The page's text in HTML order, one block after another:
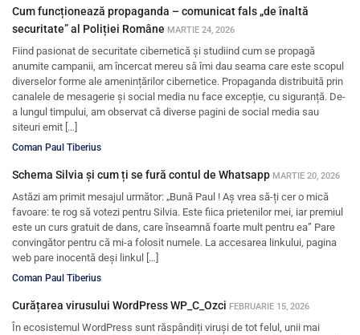
Cum funcționează propaganda – comunicat fals „de înaltă
securitate” al Poliției Române MARTIE 24, 2026
Fiind pasionat de securitate cibernetică și studiind cum se propagă
anumite campanii, am încercat mereu să îmi dau seama care este scopul
diverselor forme ale amenințărilor cibernetice. Propaganda distribuită prin
canalele de mesagerie și social media nu face excepție, cu siguranță. De-
a lungul timpului, am observat că diverse pagini de social media sau
siteuri emit […]
Coman Paul Tiberius
Schema Silvia și cum ți se fură contul de Whatsapp MARTIE 20, 2026
Astăzi am primit mesajul următor: „Bună Paul ! Aș vrea să-ți cer o mică
favoare: te rog să votezi pentru Silvia. Este fiica prietenilor mei, iar premiul
este un curs gratuit de dans, care înseamnă foarte mult pentru ea” Pare
convingător pentru că mi-a folosit numele. La accesarea linkului, pagina
web pare inocentă deși linkul […]
Coman Paul Tiberius
Curățarea virusului WordPress WP_C_Ozci FEBRUARIE 15, 2026
În ecosistemul WordPress sunt răspândiți viruși de tot felul, unii mai